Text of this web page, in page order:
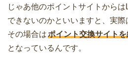
じゃあ他のポイントサイトから
できないのかといいますと、実際
その場合はポイント交換サイト
となっているんです。